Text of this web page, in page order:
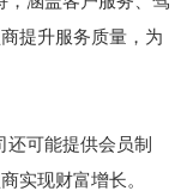
提升服务质量，为
可能提供会员制
实现财富增长。